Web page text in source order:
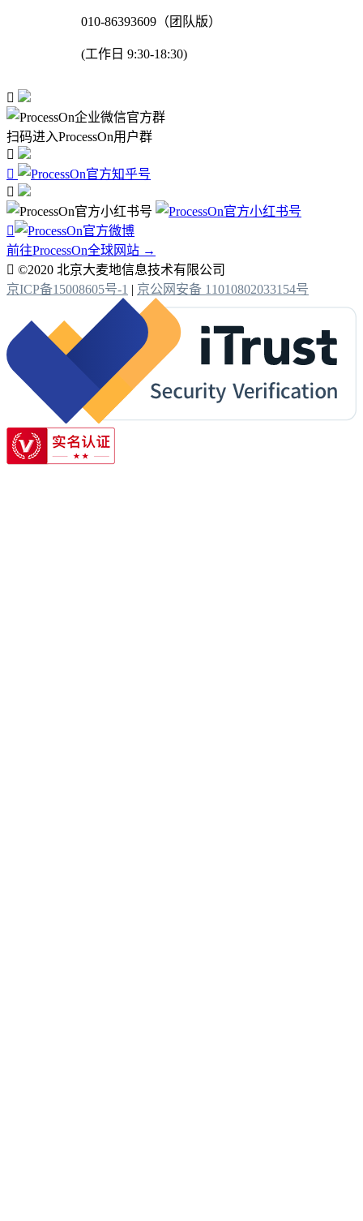
010-86393609（团队版）
(工作日 9:30-18:30)

扫码进入ProcessOn用户群




前往ProcessOn全球网站 →
 ©2020 北京大麦地信息技术有限公司
京ICP备15008605号-1 | 京公网安备 11010802033154号